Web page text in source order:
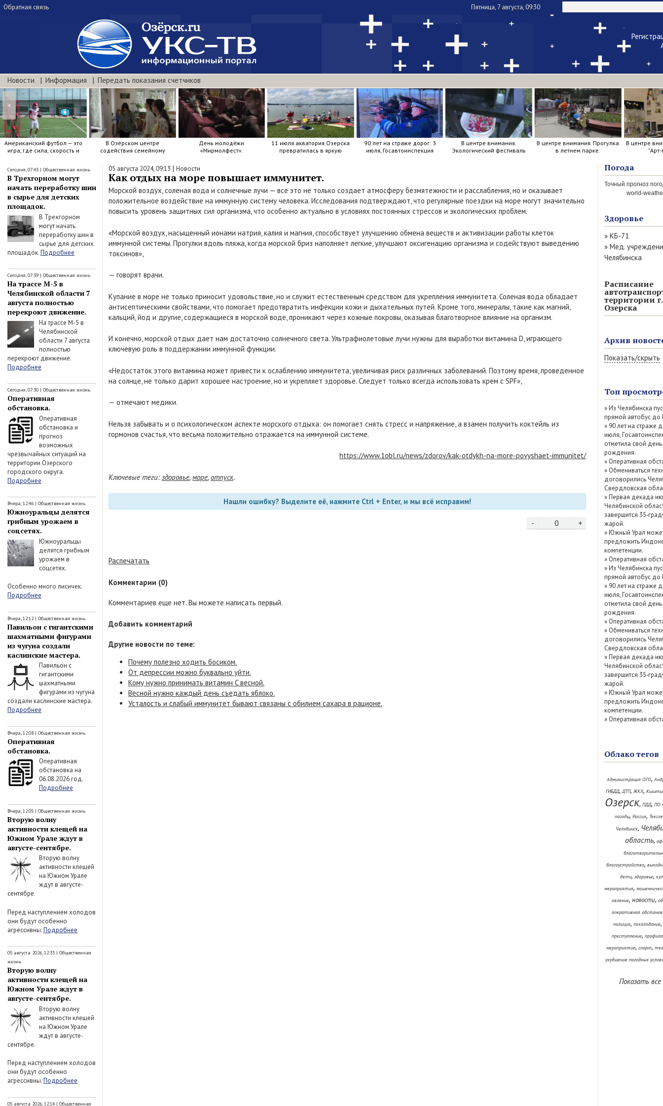
Обратная связь Пятница, 7 августа, 09:30
Чужой
Напомнить
Новости Информация Передать показания счетчиков
Американский футбол — это
игра, где сила, скорость и
В Озёрском центре
содействия семейному
День молодёжи
«Мирмолфест».
11 июля акватория Озерска
превратилась в яркую
90 лет на страже дорог: 3
июля, Госавтоинспекция
В центре внимания.
Экологический фестиваль
В центре внимания. Прогулка
в летнем парке.
В центре
<
Сегодня, 07:43 | Общественная жизнь
В Трехгорном могут
начать переработку шин
в сырье для детских
площадок.
В Трехгорном
могут начать
переработку шин в
сырье для детских
площадок.Подробнее
Сегодня, 07:39 | Общественная жизнь
На трассе М-5 в
Челябинской области 7
августа полностью
перекроют движение.
На трассе М-5 в
Челябинской
области 7 августа
полностью
перекроют движение.
Подробнее
Сегодня, 07:30 | Общественная жизнь
Оперативная
обстановка.
Оперативная
обстановка и
прогноз
возможных
чрезвычайных ситуаций на
территории Озерского
городского округа.
Подробнее
Вчера, 12:46 | Общественная жизнь
Южноуральцы делятся
грибным урожаем в
соцсетях.
Южноуральцы
делятся грибным
урожаем в
соцсетях.
Особенно много лисичек.
Подробнее
Вчера, 12:12 | Общественная жизнь
Павильон с гигантскими
шахматными фигурами
из чугуна создали
каслинские мастера.
Павильон с
гигантскими
шахматными
фигурами из чугуна
создали каслинские мастера.
Подробнее
Вчера, 12:08 | Общественная жизнь
Оперативная
обстановка.
Оперативная
обстановка на
06.08.2026 год.
Подробнее
Вчера, 12:05 | Общественная жизнь
Вторую волну
активности клещей на
Южном Урале ждут в
августе-сентябре.
Вторую волну
активности клещей
на Южном Урале
ждут в августе-
сентябре.
Перед наступлением холодов
они будут особенно
агрессивны.Подробнее
05 августа 2026, 12:33 | Общественная
жизнь
Вторую волну
активности клещей на
Южном Урале ждут в
августе-сентябре.
Вторую волну
активности клещей
на Южном Урале
ждут в августе-
сентябре.
Перед наступлением холодов
они будут особенно
агрессивны.Подробнее
05 августа 2026, 12:14 | Общественная
05 августа 2024, 09:13 | Новости
Как отдых на море повышает иммунитет.
Морской воздух, соленая вода и солнечные лучи — все это не только создает атмосферу безмятежности и расслабления, но и оказывает
положительное воздействие на иммунную систему человека. Исследования подтверждают, что регулярные поездки на море могут значительно
повысить уровень защитных сил организма, что особенно актуально в условиях постоянных стрессов и экологических проблем.
«Морской воздух, насыщенный ионами натрия, калия и магния, способствует улучшению обмена веществ и активизации работы клеток
иммунной системы. Прогулки вдоль пляжа, когда морской бриз наполняет легкие, улучшают оксигенацию организма и содействуют выведению
токсинов»,
— говорят врачи.
Купание в море не только приносит удовольствие, но и служит естественным средством для укрепления иммунитета. Соленая вода обладает
антисептическими свойствами, что помогает предотвратить инфекции кожи и дыхательных путей. Кроме того, минералы, такие как магний,
кальций, йод и другие, содержащиеся в морской воде, проникают через кожные покровы, оказывая благотворное влияние на организм.
И конечно, морской отдых дает нам достаточно солнечного света. Ультрафиолетовые лучи нужны для выработки витамина D, играющего
ключевую роль в поддержании иммунной функции.
«Недостаток этого витамина может привести к ослаблению иммунитета, увеличивая риск различных заболеваний. Поэтому время, проведенное
на солнце, не только дарит хорошее настроение, но и укрепляет здоровье. Следует только всегда использовать крем с SPF»,
— отмечают медики.
Нельзя забывать и о психологическом аспекте морского отдыха: он помогает снять стресс и напряжение, а взамен получить коктейль из
гормонов счастья, что весьма положительно отражается на иммунной системе.
https://www.1obl.ru/news/zdorov/kak-otdykh-na-more-povyshaet-immunitet/
Ключевые теги:здоровье, море, отпуск.
Нашли ошибку? Выделите её, нажмите Ctrl + Enter, и мы всё исправим!
- 0 +
Распечатать
Комментарии (0)
Комментариев еще нет. Вы можете написать первый.
Добавить комментарий
Другие новости по теме:
Почему полезно ходить босиком.
От депрессии можно буквально уйти.
Кому нужно принимать витамин C весной.
Весной нужно каждый день съедать яблоко.
Усталость и слабый иммунитет бывают связаны с обилием сахара в рационе.
Погода
world-
Здоровье
» КБ-71
» Мед.
Челябинска
Расписание
территории г.
Озерска
Архив
Показать/скрыть
Июль 2026 (77)
Июнь 2026 (52)
Май 2026 (69)
Апрель 2026
Март 2026 (79)
Показать /
архив
Топ
»Из Челябинска
прямой автобус
» 90 лет на страже
июля,
отметила свой день
рождения.
» Оперативная
» Обмениваться
договорились
Свердловская
»Первая декада
Челябинской
завершится
жарой.
»Южный Урал
предложить
компетенции.
» Оперативная
»Из Челябинска
прямой автобус
» 90 лет на страже
июля,
отметила свой день
рождения.
» Оперативная
» Обмениваться
договорились
Свердловская
»Первая декада
Челябинской
завершится
жарой.
»Южный Урал
предложить
компетенции.
» Оперативная
Облако тегов
Администрация ОГО,
ГИБДД,ДТП, ЖКХ,
Озерск, ПДД, ПО
погоды, Россия,
Челябинск,
область,
благоустройство,
дети, здоровье,
мероприятия,
явление, новости,
оперативная
полиция, похолодание,
преступление,
мероприятие, спорт,
ухудшение погодных
Показать